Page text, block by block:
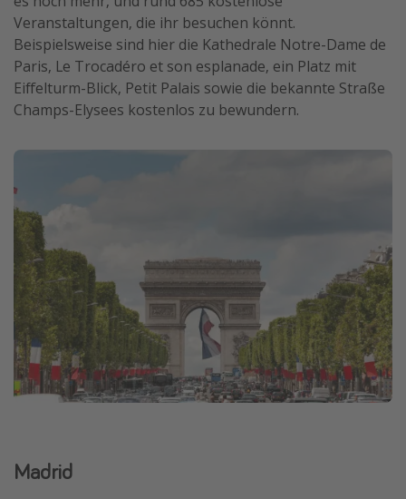
Veranstaltungen, die ihr besuchen könnt.
Beispielsweise sind hier die Kathedrale Notre-Dame de
Paris, Le Trocadéro et son esplanade, ein Platz mit
Eiffelturm-Blick, Petit Palais sowie die bekannte Straße
Champs-Elysees kostenlos zu bewundern.
Madrid